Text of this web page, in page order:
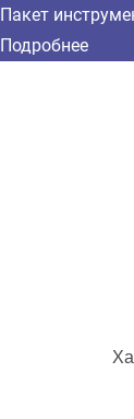
Пакет
Подробнее